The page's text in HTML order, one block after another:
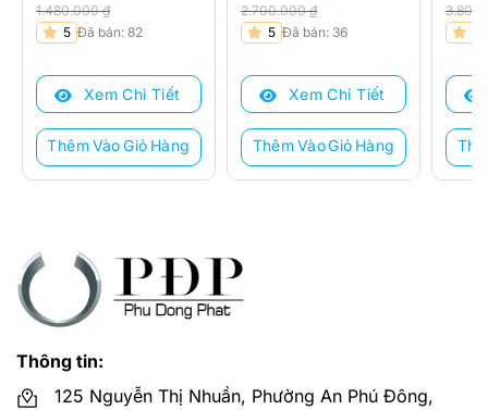
1.480.000₫
Giá
là:
1.480.000 ₫.
Giá
tại
1.090.000 ₫.
5 Đã bán: 82
Xem Chi Tiết
Thêm Vào Giỏ Hàng
2.700.000₫
Giá
là:
2.700.000 ₫.
Giá
tại
1.887.000 ₫.
5 Đã bán: 36
Xem Chi Tiết
Thêm Vào Giỏ Hàng
Giá
là:
Giá
tại
Thông tin:
125 Nguyễn Thị Nhuần, Phường An Phú Đông,